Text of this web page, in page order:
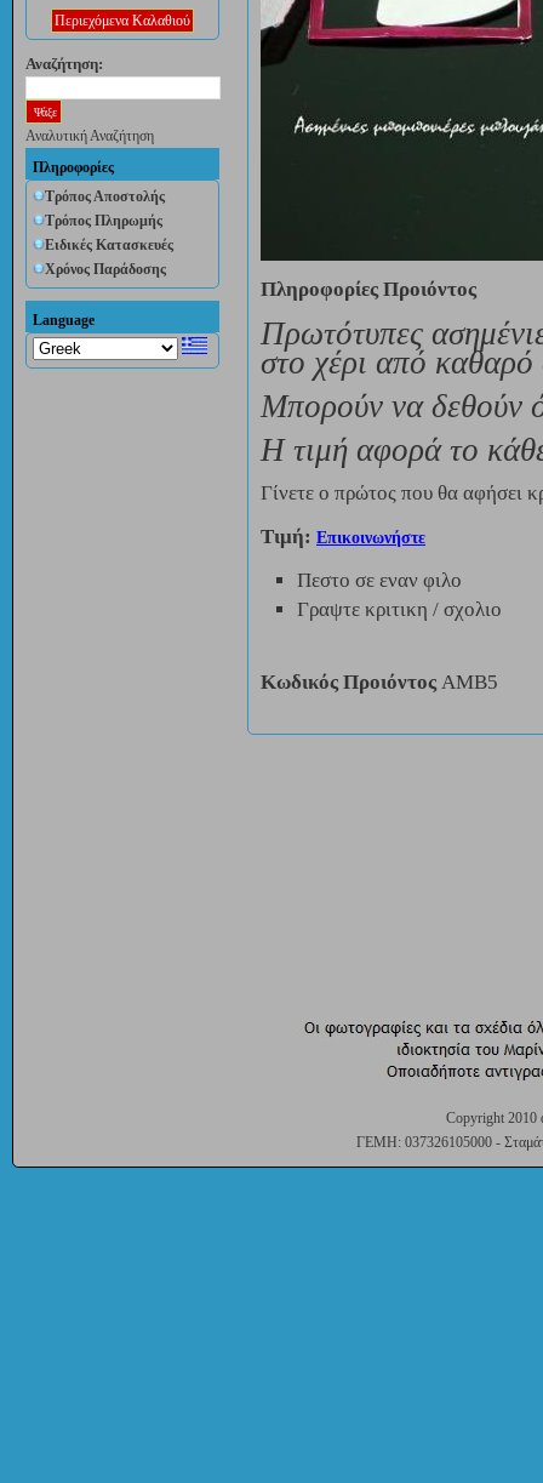
Περιεχόμενα Καλαθιού
Αναζήτηση:
Αναλυτική Αναζήτηση
Πληροφορίες
Τρόπος Αποστολής
Τρόπος Πληρωμής
Ειδικές Κατασκευές
Χρόνος Παράδοσης
Language
Πληροφορίες Προιόντος
Πρωτότυπες
στο χέρι από
Μπορούν να δεθούν
Η τιμή αφορά το
Γίνετε ο πρώτος που θα αφήσει
Τιμή: Επικοινωνήστε
Πεστο σε εναν φιλο
Γραψτε κριτικη / σχολιο
Κωδικός Προιόντος AMB5
Copyright 2010
ΓΕΜΗ: 037326105000 -